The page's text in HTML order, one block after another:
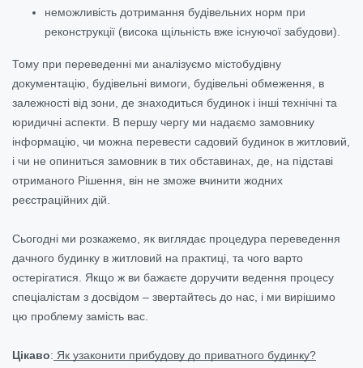
неможливість дотримання будівельних норм при
реконструкції (висока щільність вже існуючої забудови).
Тому при переведенні ми аналізуємо містобудівну
документацію, будівельні вимоги, будівельні обмеження, в
залежності від зони, де знаходиться будинок і інші технічні та
юридичні аспекти. В першу чергу ми надаємо замовнику
інформацію, чи можна перевести садовий будинок в житловий,
і чи не опиниться замовник в тих обставинах, де, на підставі
отриманого Рішення, він не зможе вчинити жодних
реєстраційних дій.
Сьогодні ми розкажемо, як виглядає процедура переведення
дачного будинку в житловий на практиці, та чого варто
остерігатися. Якщо ж ви бажаєте доручити ведення процесу
спеціалістам з досвідом – звертайтесь до нас, і ми вирішимо
цю проблему замість вас.
Цікаво: Як узаконити прибудову до приватного будинку?